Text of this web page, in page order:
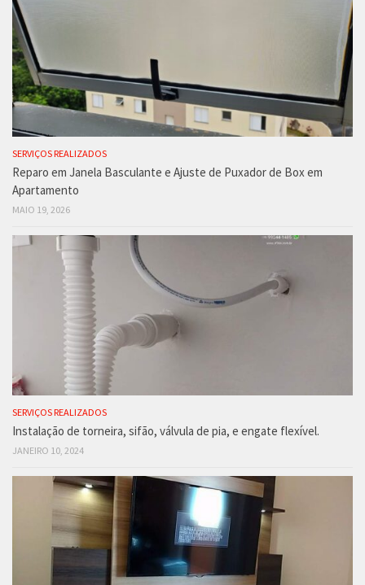
SERVIÇOS REALIZADOS
Reparo em Janela Basculante e Ajuste de Puxador de Box em
Apartamento
MAIO 19, 2026
SERVIÇOS REALIZADOS
Instalação de torneira, sifão, válvula de pia, e engate flexível.
JANEIRO 10, 2024